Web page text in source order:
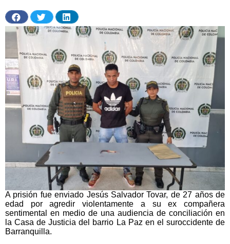
A prisión fue enviado Jesús Salvador Tovar, de 27 años de
edad por agredir violentamente a su ex compañera
sentimental en medio de una audiencia de conciliación en
la Casa de Justicia del barrio La Paz en el suroccidente de
Barranquilla.